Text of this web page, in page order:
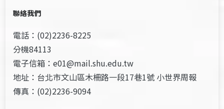
聯絡我們
電話：(02)2236-8225
分機84113
電子信箱：e01@mail.shu.edu.tw
地址：台北市文山區木柵路一段17巷1號 小世界周報
傳真：(02)2236-9094